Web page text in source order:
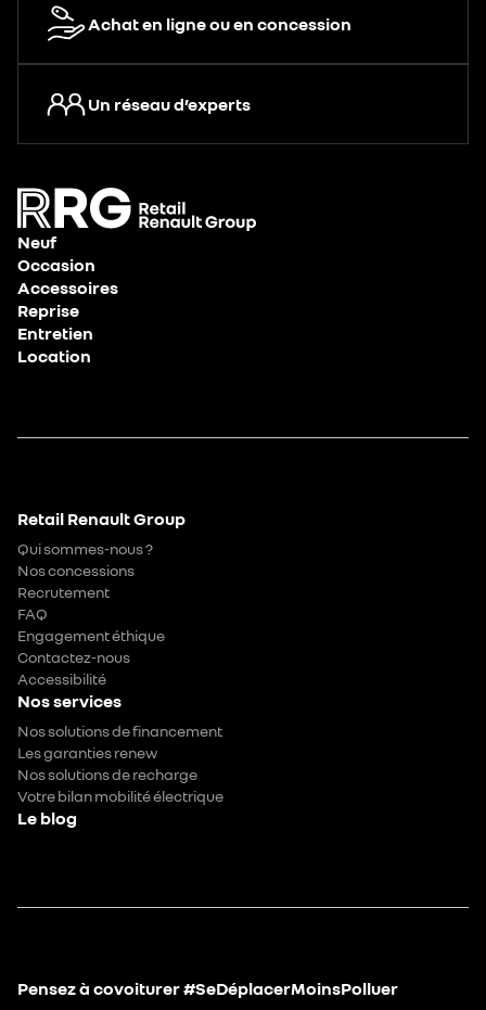
Achat en ligne ou en concession
Un réseau d’experts
Neuf
Occasion
Accessoires
Reprise
Entretien
Location
Retail Renault Group
Qui sommes-nous ?
Nos concessions
Recrutement
FAQ
Engagement éthique
Contactez-nous
Accessibilité
Nos services
Nos solutions de financement
Les garanties renew
Nos solutions de recharge
Votre bilan mobilité électrique
Le blog
Pensez à covoiturer #SeDéplacerMoinsPolluer